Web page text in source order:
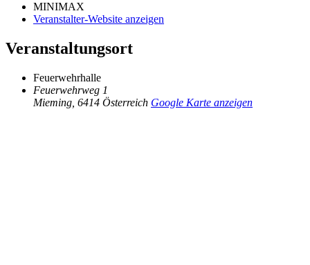
MINIMAX
Veranstalter-Website anzeigen
Veranstaltungsort
Feuerwehrhalle
Feuerwehrweg 1
Mieming 6414 Österreich Google Karte anzeigen